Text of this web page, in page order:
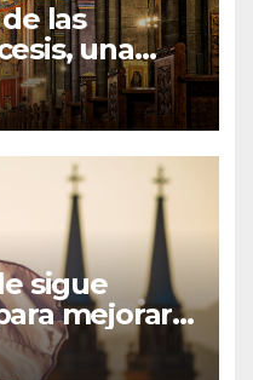
las
una
futuro de
sigue
mejorar